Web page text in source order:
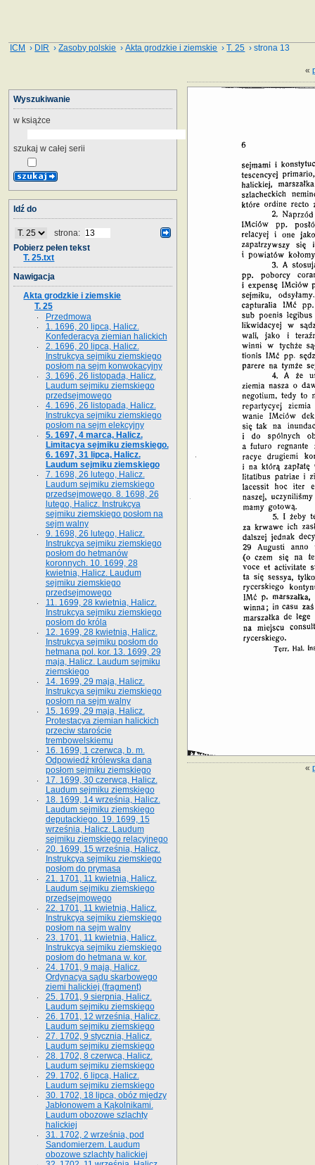
ICM › DIR ›Zasoby polskie ›Akta grodzkie i ziemskie ›T. 25 › strona 13
«
«
Wyszukiwanie
w książce
szukaj w całej serii
Idź do
strona:
Pobierz pełen tekst
T. 25.txt
Nawigacja
Akta grodzkie i ziemskie
T. 25
Przedmowa
1. 1696, 20 lipca, Halicz.
Konfederacya ziemian halickich
2. 1696, 20 lipca, Halicz.
Instrukcya sejmiku ziemskiego
posłom na sejm konwokacyjny
3. 1696, 26 listopada, Halicz.
Laudum sejmiku ziemskiego
przedsejmowego
4. 1696, 26 listopada, Halicz.
Instrukcya sejmiku ziemskiego
posłom na sejm elekcyjny
5. 1697, 4 marca, Halicz.
Limitacya sejmiku ziemskiego.
6. 1697, 31 lipca, Halicz.
Laudum sejmiku ziemskiego
7. 1698, 26 lutego, Halicz.
Laudum sejmiku ziemskiego
przedsejmowego. 8. 1698, 26
lutego, Halicz. Instrukcya
sejmiku ziemskiego posłom na
sejm walny
9. 1698, 26 lutego, Halicz.
Instrukcya sejmiku ziemskiego
posłom do hetmanów
koronnych. 10. 1699, 28
kwietnia, Halicz. Laudum
sejmiku ziemskiego
przedsejmowego
11. 1699, 28 kwietnia, Halicz.
Instrukcya sejmiku ziemskiego
posłom do króla
12. 1699, 28 kwietnia, Halicz.
Instrukcya sejmiku posłom do
hetmana pol. kor. 13. 1699, 29
maja, Halicz. Laudum sejmiku
ziemskiego
14. 1699, 29 maja, Halicz.
Instrukcya sejmiku ziemskiego
posłom na sejm walny
15. 1699, 29 maja, Halicz.
Protestacya ziemian halickich
przeciw staroście
trembowelskiemu
16. 1699, 1 czerwca, b. m.
Odpowiedź królewska dana
posłom sejmiku ziemskiego
17. 1699, 30 czerwca, Halicz.
Laudum sejmiku ziemskiego
18. 1699, 14 września, Halicz.
Laudum sejmiku ziemskiego
deputackiego. 19. 1699, 15
września, Halicz. Laudum
sejmiku ziemskiego relacyjnego
20. 1699, 15 września, Halicz.
Instrukcya sejmiku ziemskiego
posłom do prymasa
21. 1701, 11 kwietnia, Halicz.
Laudum sejmiku ziemskiego
przedsejmowego
22. 1701, 11 kwietnia, Halicz.
Instrukcya sejmiku ziemskiego
posłom na sejm walny
23. 1701, 11 kwietnia, Halicz.
Instrukcya sejmiku ziemskiego
posłom do hetmana w. kor.
24. 1701, 9 maja, Halicz.
Ordynacya sądu skarbowego
ziemi halickiej (fragment)
25. 1701, 9 sierpnia, Halicz.
Laudum sejmiku ziemskiego
26. 1701, 12 września, Halicz.
Laudum sejmiku ziemskiego
27. 1702, 9 stycznia, Halicz.
Laudum sejmiku ziemskiego
28. 1702, 8 czerwca, Halicz.
Laudum sejmiku ziemskiego
29. 1702, 6 lipca, Halicz.
Laudum sejmiku ziemskiego
30. 1702, 18 lipca, obóz między
Jabłonowem a Kąkolnikami.
Laudum obozowe szlachty
halickiej
31. 1702, 2 września, pod
Sandomierzem. Laudum
obozowe szlachty halickiej